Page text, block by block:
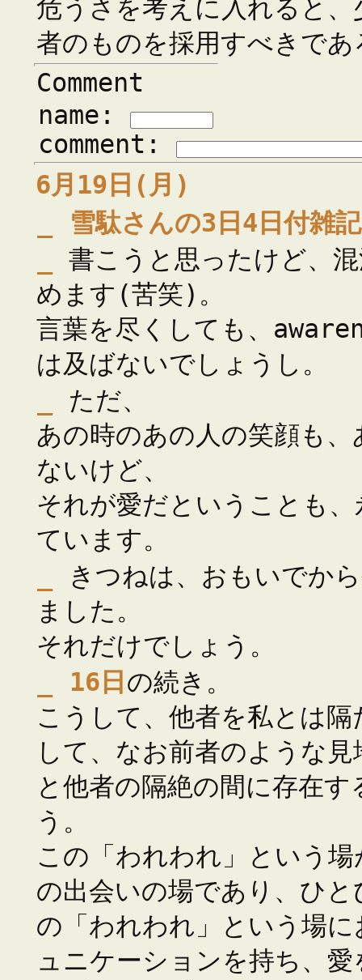
危うさを考えに入れると
者のものを採用すべきであ
Comment
name:
comment:
6月19日(月)
雪駄さんの3日4日付雑記
書こうと思ったけど、
めます(苦笑)。
言葉を尽くしても、
は及ばないでしょうし。
ただ、
あの時のあの人の笑顔も
ないけど、
それが愛だということも
ています。
きつねは、おもいでか
ました。
それだけでしょう。
16日 の続き。
こうして、他者を私とは
して、なお前者のような
と他者の隔絶の間に存在
う。
この「われわれ」という
の出会いの場であり、ひ
の「われわれ」という場
ュニケーションを持ち、